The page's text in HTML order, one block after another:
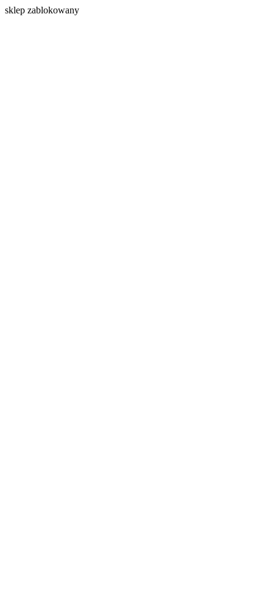
sklep zablokowany